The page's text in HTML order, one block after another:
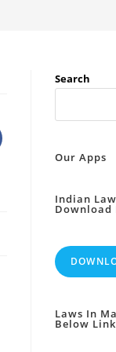
Search
Our Apps
Indian
Download
Laws In
Below